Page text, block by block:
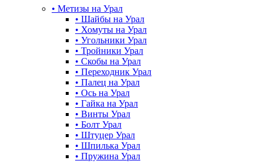
• Метизы на Урал
• Шайбы на Урал
• Хомуты на Урал
• Угольники Урал
• Тройники Урал
• Скобы на Урал
• Переходник Урал
• Палец на Урал
• Ось на Урал
• Гайка на Урал
• Винты Урал
• Болт Урал
• Штуцер Урал
• Шпилька Урал
• Пружина Урал